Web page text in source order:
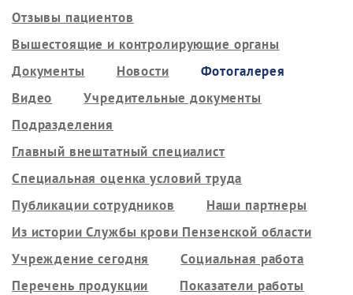
Отзывы пациентов
Вышестоящие и контролирующие органы
Документы
Новости
Фотогалерея
Видео
Учредительные документы
Подразделения
Главный внештатный специалист
Специальная оценка условий труда
Публикации сотрудников
Наши партнеры
Из истории Службы крови Пензенской области
Учреждение сегодня
Социальная работа
Перечень продукции
Показатели работы